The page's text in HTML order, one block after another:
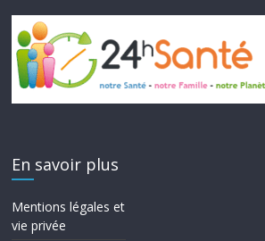
En savoir plus
Mentions légales et
vie privée